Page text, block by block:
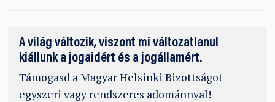
A világ változik, viszont mi változatlanul
kiállunk a jogaidért és a jogállamért.
Támogasd a Magyar Helsinki Bizottságot
egyszeri vagy rendszeres adománnyal!